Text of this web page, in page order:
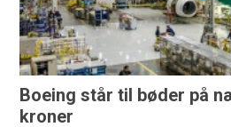
Boeing står til bøder på
kroner